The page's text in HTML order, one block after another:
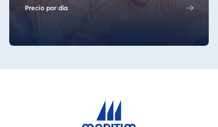
Resort Marina
Precio por día